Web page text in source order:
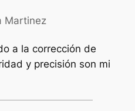
Martinez
a la corrección de
y precisión son mi